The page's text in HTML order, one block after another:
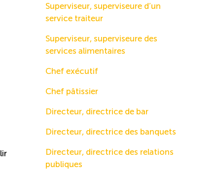
Superviseur, superviseure d’un
service traiteur
Superviseur, superviseure des
services alimentaires
Chef exécutif
Chef pâtissier
Directeur, directrice de bar
Directeur, directrice des banquets
Directeur, directrice des relations
publiques